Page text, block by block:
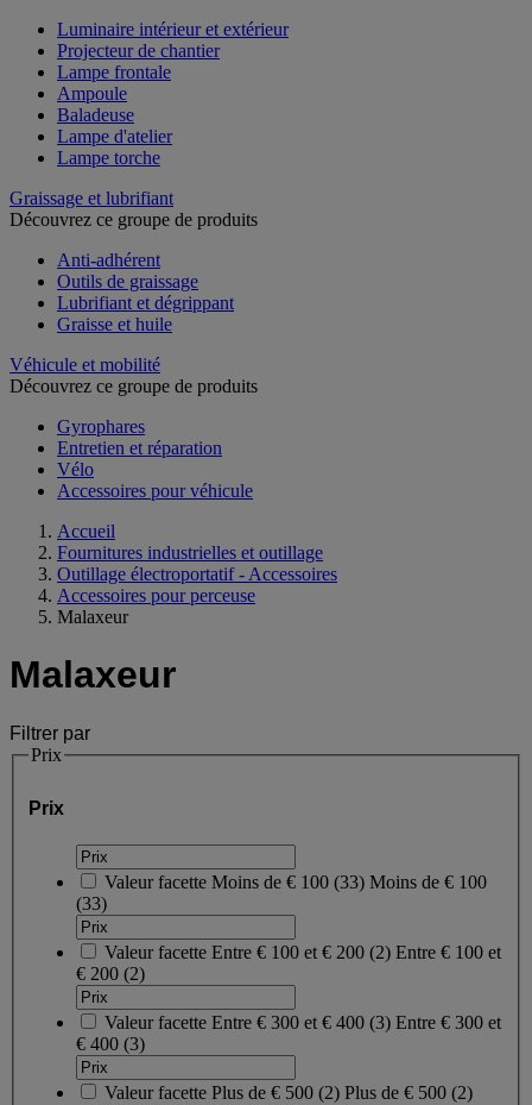
Luminaire intérieur et extérieur
Projecteur de chantier
Lampe frontale
Ampoule
Baladeuse
Lampe d'atelier
Lampe torche
Graissage et lubrifiant
Découvrez ce groupe de produits
Anti-adhérent
Outils de graissage
Lubrifiant et dégrippant
Graisse et huile
Véhicule et mobilité
Découvrez ce groupe de produits
Gyrophares
Entretien et réparation
Vélo
Accessoires pour véhicule
Accueil
Fournitures industrielles et outillage
Outillage électroportatif - Accessoires
Accessoires pour perceuse
Malaxeur
Malaxeur
Filtrer par
Prix
Prix
Valeur facette Moins de € 100 (33) Moins de € 100
(33)
Valeur facette Entre € 100 et € 200 (2) Entre € 100 et
€ 200 (2)
Valeur facette Entre € 300 et € 400 (3) Entre € 300 et
€ 400 (3)
Valeur facette Plus de € 500 (2) Plus de € 500 (2)